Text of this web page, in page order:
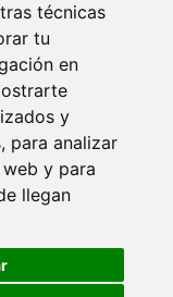
técnicas
tu
en
y
para analizar
y para
llegan
🍪